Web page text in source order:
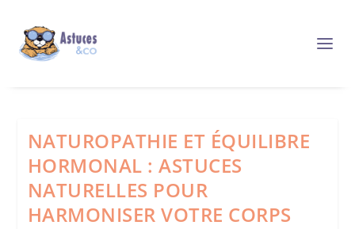
NATUROPATHIE ET ÉQUILIBRE
HORMONAL : ASTUCES
NATURELLES POUR
HARMONISER VOTRE CORPS